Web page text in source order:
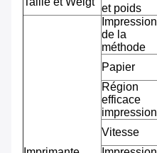
et poids
Impression
de la
méthode
Papier
Région
efficace
impression
Vitesse